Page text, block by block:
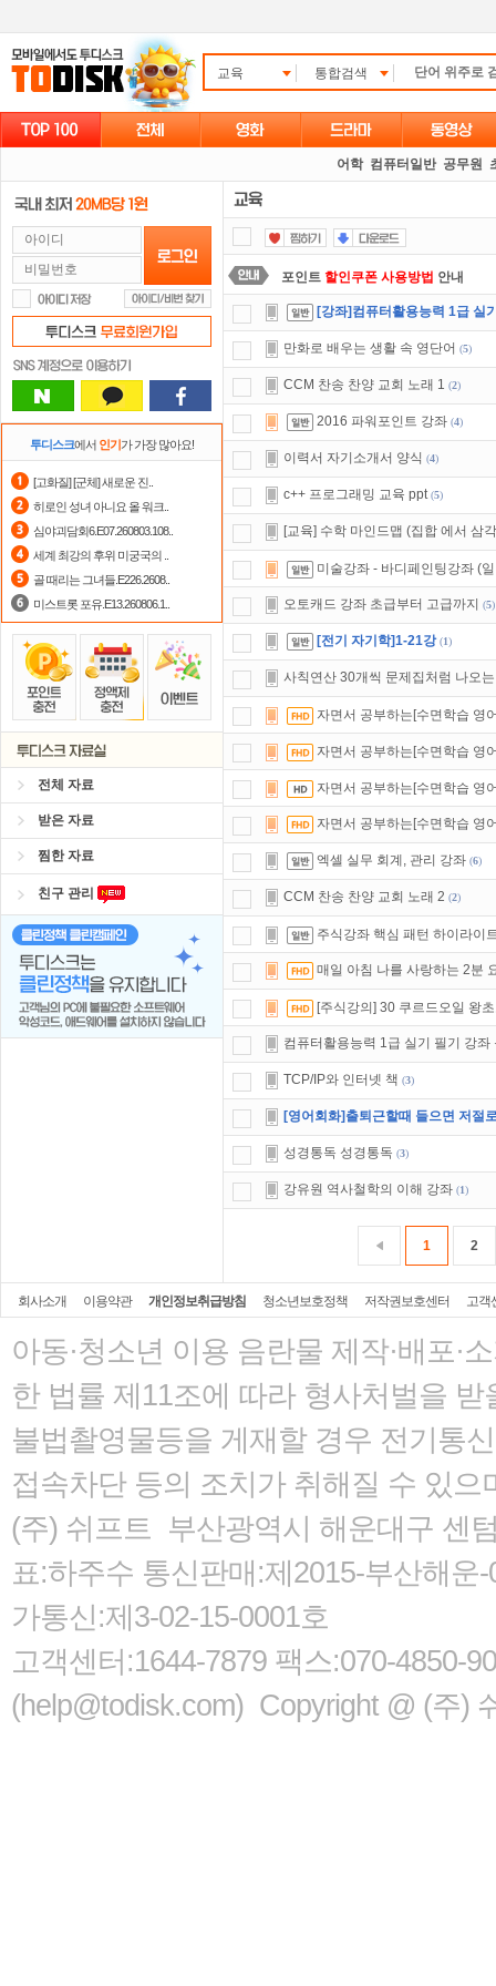
교육 통합검색
어학 컴퓨터일반 공무원
투디스크에서 인기가 가장 많아요!
[고화질] [군체] 새로운 진..
히로인 성녀 아니요 올 워크..
심야괴담회6.E07.260803.108..
세계 최강의 후위 미궁국의 ..
골 때리는 그녀들.E226.2608..
미스트롯 포유.E13.260806.1..
전체 자료
받은 자료
찜한 자료
친구 관리
포인트 할인쿠폰 사용방법 안내
요즘 뭐가 재밌지?고민되면 눌러봐!
숨어있는 카드 마일리지 조회하고
자녀보호기능으로 가족과 함께 투디
스마트TV로 투디스크영화,드라마,
댓글만 잘써도무료 포인트를 드립
[강좌]컴퓨터활용능력 1급 실
만화로 배우는 생활 속 영단어 (5)
CCM 찬송 찬양 교회 노래 1 (2)
2016 파워포인트 강좌 (4)
이력서 자기소개서 양식 (4)
c++ 프로그래밍 교육 ppt (5)
[교육] 수학 마인드맵 (집합 에서 삼
미술강좌 - 바디페인팅강좌 (
오토캐드 강좌 초급부터 고급까지 (5)
[전기 자기학]1-21강 (1)
사칙연산 30개씩 문제집처럼 나오
자면서 공부하는[수면학습 영
자면서 공부하는[수면학습 영
자면서 공부하는[수면학습 영
자면서 공부하는[수면학습 영
엑셀 실무 회계, 관리 강좌 (6)
CCM 찬송 찬양 교회 노래 2 (2)
주식강좌 핵심 패턴 하이라이
매일 아침 나를 사랑하는 2분
[주식강의] 30 쿠르드오일 왕
컴퓨터활용능력 1급 실기 필기 강좌
TCP/IP와 인터넷 책 (3)
[영어회화]출퇴근할때 들으면 저절
성경통독 성경통독 (3)
강유원 역사철학의 이해 강좌 (1)
1 2
회사소개 이용약관 개인정보취급방침 청소년보호정책 저작권보호센터 고객
아동·청소년 이용 음란물 제작·배포·
한 법률 제11조에 따라 형사처벌을 받
불법촬영물등을 게재할 경우 전기통
접속차단 등의 조치가 취해질 수 있으
(주) 쉬프트 부산광역시 해운대구 센
표:하주수 통신판매:제2015-부산해
가통신:제3-02-15-0001호
고객센터:1644-7879 팩스:070-4850-
(help@todisk.com) Copyright @ (주)